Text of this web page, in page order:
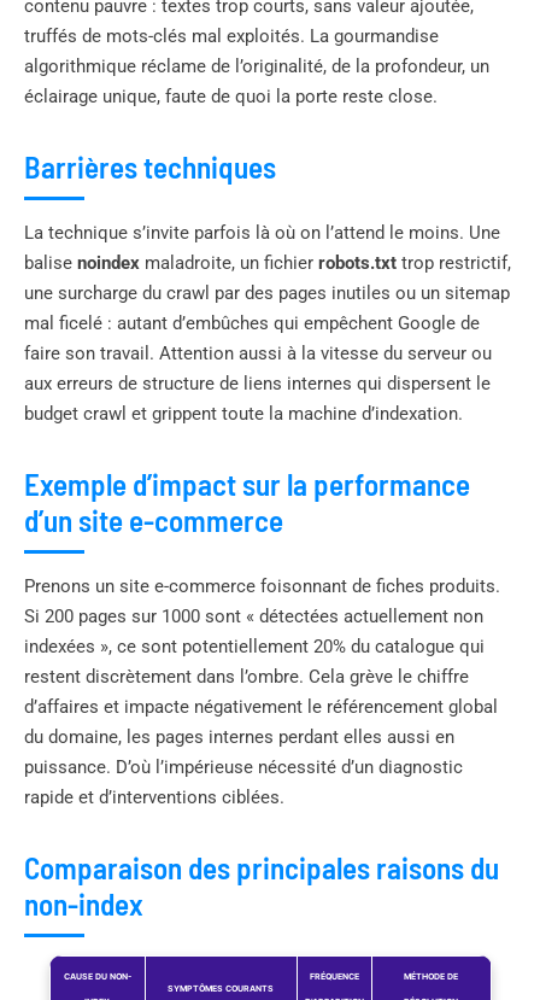
contenu pauvre : textes trop courts, sans valeur ajoutée,
truffés de mots-clés mal exploités. La gourmandise
algorithmique réclame de l’originalité, de la profondeur, un
éclairage unique, faute de quoi la porte reste close.
Barrières techniques
La technique s’invite parfois là où on l’attend le moins. Une
balise noindex maladroite, un fichier robots.txt trop restrictif,
une surcharge du crawl par des pages inutiles ou un sitemap
mal ficelé : autant d’embûches qui empêchent Google de
faire son travail. Attention aussi à la vitesse du serveur ou
aux erreurs de structure de liens internes qui dispersent le
budget crawl et grippent toute la machine d’indexation.
Exemple d’impact sur la performance
d’un site e-commerce
Prenons un site e-commerce foisonnant de fiches produits.
Si 200 pages sur 1000 sont « détectées actuellement non
indexées », ce sont potentiellement 20% du catalogue qui
restent discrètement dans l’ombre. Cela grève le chiffre
d’affaires et impacte négativement le référencement global
du domaine, les pages internes perdant elles aussi en
puissance. D’où l’impérieuse nécessité d’un diagnostic
rapide et d’interventions ciblées.
Comparaison des principales raisons du
non-index
CAUSE DU NON-
SYMPTÔMES COURANTS
FRÉQUENCE MÉTHODE DE